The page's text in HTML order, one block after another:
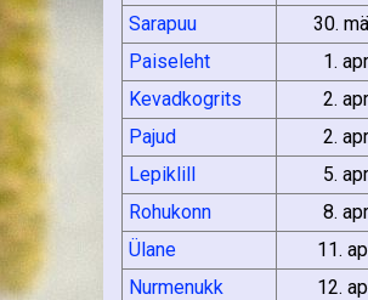
Sarapuu
30.
Paiseleht
1.
Kevadkogrits
2.
Pajud
2.
Lepiklill
5.
Rohukonn
8.
Ülane
11.
Nurmenukk
12.